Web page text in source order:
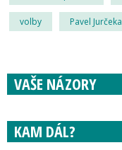
volby Pavel Jurčeka
VAŠE NÁZORY
KAM DÁL?